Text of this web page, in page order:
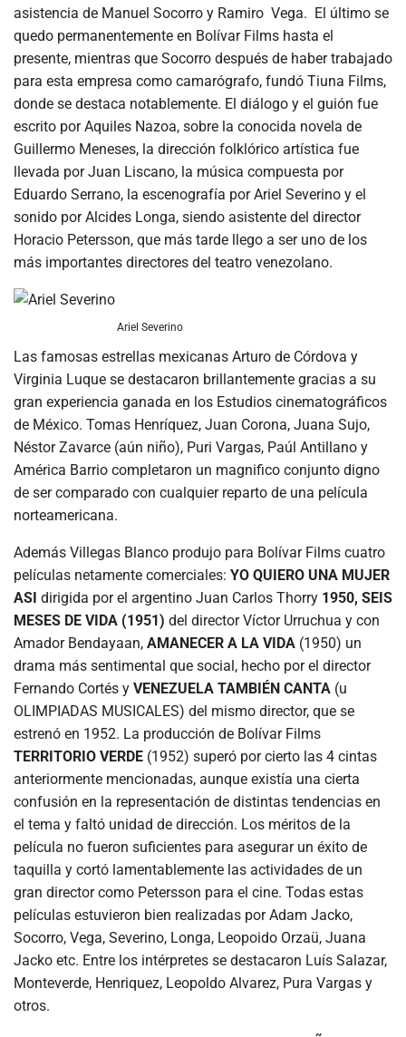
asistencia de Manuel Socorro y Ramiro Vega. El último se
quedo permanentemente en Bolívar Films hasta el
presente, mientras que Socorro después de haber trabajado
para esta empresa como camarógrafo, fundó Tiuna Films,
donde se destaca notablemente. El diálogo y el guión fue
escrito por Aquiles Nazoa, sobre la conocida novela de
Guillermo Meneses, la dirección folklórico artística fue
llevada por Juan Liscano, la música compuesta por
Eduardo Serrano, la escenografía por Ariel Severino y el
sonido por Alcides Longa, siendo asistente del director
Horacio Petersson, que más tarde llego a ser uno de los
más importantes directores del teatro venezolano.
Ariel Severino
Las famosas estrellas mexicanas Arturo de Córdova y
Virginia Luque se destacaron brillantemente gracias a su
gran experiencia ganada en los Estudios cinematográficos
de México. Tomas Henríquez, Juan Corona, Juana Sujo,
Néstor Zavarce (aún niño), Puri Vargas, Paúl Antillano y
América Barrio completaron un magnifico conjunto digno
de ser comparado con cualquier reparto de una película
norteamericana.
Además Villegas Blanco produjo para Bolívar Films cuatro
películas netamente comerciales: YO QUIERO UNA MUJER
ASI dirigida por el argentino Juan Carlos Thorry 1950, SEIS
MESES DE VIDA (1951) del director Víctor Urruchua y con
Amador Bendayaan, AMANECER A LA VIDA (1950) un
drama más sentimental que social, hecho por el director
Fernando Cortés y VENEZUELA TAMBIÉN CANTA (u
OLIMPIADAS MUSICALES) del mismo director, que se
estrenó en 1952. La producción de Bolívar Films
TERRITORIO VERDE (1952) superó por cierto las 4 cintas
anteriormente mencionadas, aunque existía una cierta
confusión en la representación de distintas tendencias en
el tema y faltó unidad de dirección. Los méritos de la
película no fueron suficientes para asegurar un éxito de
taquilla y cortó lamentablemente las actividades de un
gran director como Petersson para el cine. Todas estas
películas estuvieron bien realizadas por Adam Jacko,
Socorro, Vega, Severino, Longa, Leopoido Orzaü, Juana
Jacko etc. Entre los intérpretes se destacaron Luís Salazar,
Monteverde, Henriquez, Leopoldo Alvarez, Pura Vargas y
otros.